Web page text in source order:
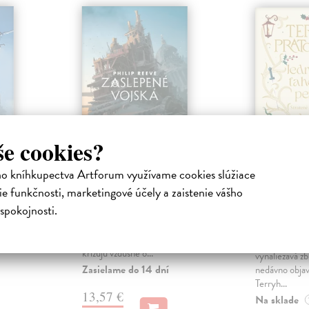
cookies?
kníhkupectva Artforum využívame cookies slúžiace
funkčnosti, marketingové účely a zaistenie vášho
časť
Zaslepené vojská
Reeve Rhilip| Kniha
križujú vzdušné o...
Zasielame do 14 dní
13,57 €
vynaliezavá
nedávno
Terryh...
Na sklade